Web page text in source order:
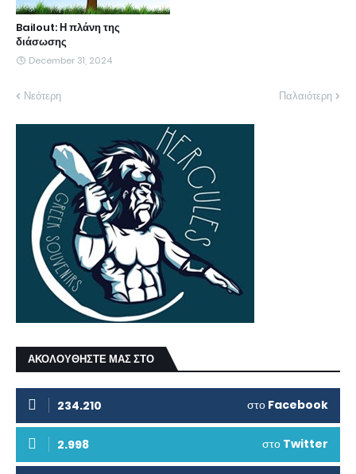
Bailout: Η πλάνη της
διάσωσης
December 31, 2024
Νεότερη Παλαιότερη
ΑΚΟΛΟΥΘΗΣΤΕ ΜΑΣ ΣΤΟ
234.210 στο Facebook
2.998 στο Twitter